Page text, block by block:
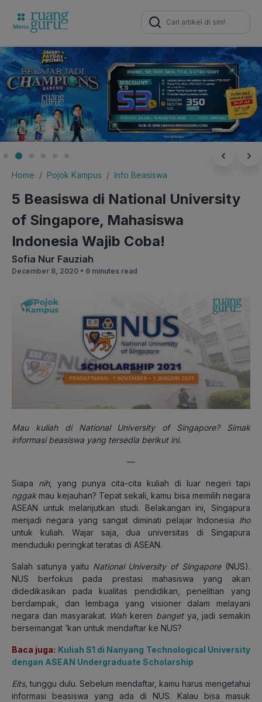
Search
for:
Home Pojok Kampus Info Beasiswa
5 Beasiswa di National University
of Singapore, Mahasiswa
Indonesia Wajib Coba!
Sofia Nur Fauziah
December 8, 2020 • 6 minutes read
Mau kuliah di National University of Singapore? Simak
informasi beasiswa yang tersedia berikut ini.
—
Siapa nih, yang punya cita-cita kuliah di luar negeri tapi
nggak mau kejauhan? Tepat sekali, kamu bisa memilih negara
ASEAN untuk melanjutkan studi. Belakangan ini, Singapura
menjadi negara yang sangat diminati pelajar Indonesia lho
untuk kuliah. Wajar saja, dua universitas di Singapura
menduduki peringkat teratas di ASEAN.
Salah satunya yaitu National University of Singapore(NUS).
NUS berfokus pada prestasi mahasiswa yang akan
didedikasikan pada kualitas pendidikan, penelitian yang
berdampak, dan lembaga yang visioner dalam melayani
negara dan masyarakat. Wahkeren banget ya, jadi semakin
bersemangat ‘kan untuk mendaftar ke NUS?
Baca juga: Kuliah S1 di Nanyang Technological University
dengan ASEAN Undergraduate Scholarship
Eits,tunggu dulu. Sebelum mendaftar, kamu harus mengetahui
informasi beasiswa yang ada di NUS. Kalau bisa masuk